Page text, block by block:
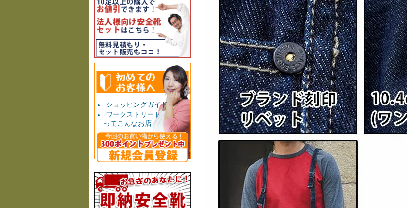
ショッピングガイド
ワークストリート
ってこんなお店